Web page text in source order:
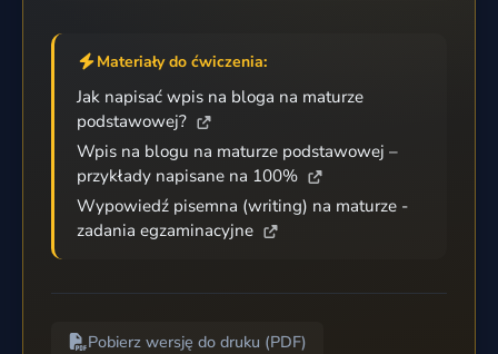
Materiały do ćwiczenia:
Jak napisać wpis na bloga na maturze
podstawowej?
Wpis na blogu na maturze podstawowej –
przykłady napisane na 100%
Wypowiedź pisemna (writing) na maturze -
zadania egzaminacyjne
Pobierz wersję do druku (PDF)